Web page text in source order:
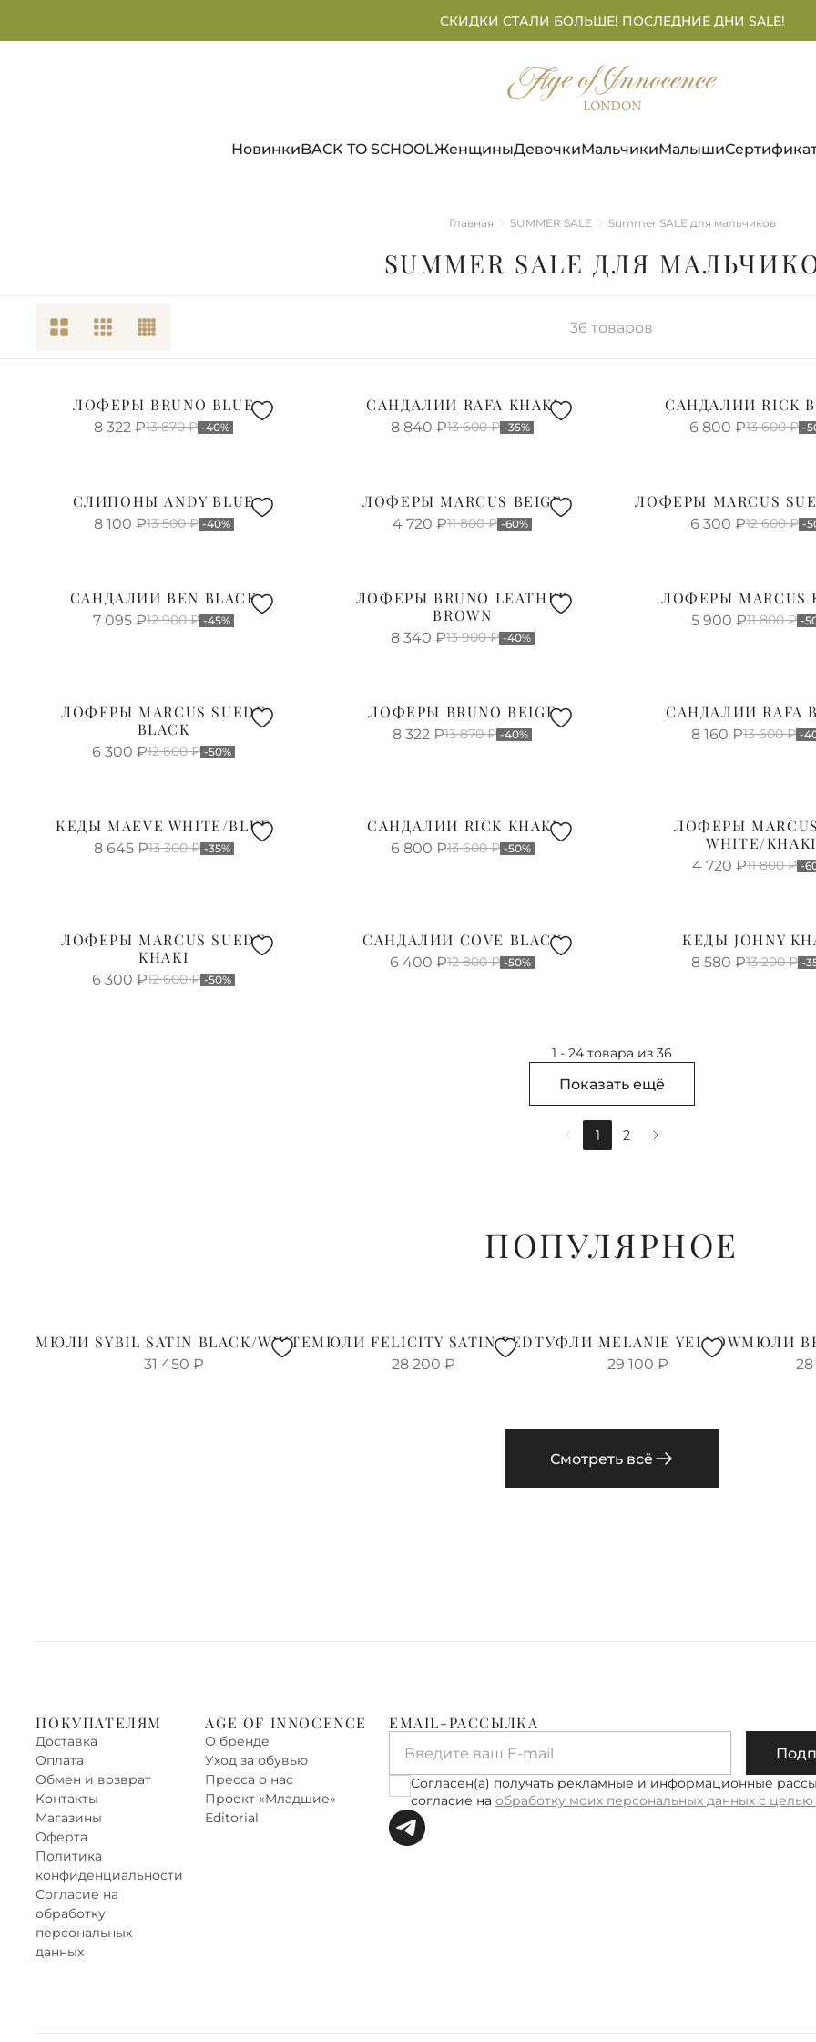
СКИДКИ СТАЛИ БОЛЬШЕ! ПОСЛЕДНИЕ ДНИ SALE!
НовинкиBACK TO SCHOOLЖенщиныДевочкиМальчикиМалыши
Главная SUMMER SALE Summer SALE для мальчиков
SUMMER SALE ДЛЯ
36 товаров
ЛОФЕРЫ BRUNO BLUE
8 322 ₽13 870 ₽ -40%
САНДАЛИИ RAFA KHAKI
8 840 ₽13 600 ₽ -35%
САНДАЛИИ RICK
6 800 ₽13 600 ₽ -
СЛИПОНЫ ANDY BLUE
8 100 ₽13 500 ₽ -40%
ЛОФЕРЫ MARCUS BEIGE
4 720 ₽11 800 ₽ -60%
ЛОФЕРЫ MARCUS
6 300 ₽12 600 ₽ -
САНДАЛИИ BEN BLACK
7 095 ₽12 900 ₽ -45%
ЛОФЕРЫ BRUNO LEATHER
BROWN
8 340 ₽13 900 ₽ -40%
ЛОФЕРЫ MARCUS
5 900 ₽11 800 ₽ -
ЛОФЕРЫ MARCUS SUEDE
BLACK
6 300 ₽12 600 ₽ -50%
ЛОФЕРЫ BRUNO BEIGE
8 322 ₽13 870 ₽ -40%
САНДАЛИИ RAFA
8 160 ₽13 600 ₽ -
КЕДЫ MAEVE WHITE/BLUE
8 645 ₽13 300 ₽ -35%
САНДАЛИИ RICK KHAKI
6 800 ₽13 600 ₽ -50%
ЛОФЕРЫ
WHITE/KHAKI
4 720 ₽11 800 ₽ -
ЛОФЕРЫ MARCUS SUEDE
KHAKI
6 300 ₽12 600 ₽ -50%
САНДАЛИИ COVE BLACK
6 400 ₽12 800 ₽ -50%
КЕДЫ JOHNY
8 580 ₽13 200 ₽ -
1 - 24 товара из 36
Показать ещё
1 2
ПОПУЛЯРНОЕ
МЮЛИ SYBIL SATIN BLACK/WHITE
31 450 ₽
МЮЛИ FELICITY SATIN RED
28 200 ₽
ТУФЛИ MELANIE YELLOW
29 100 ₽
МЮЛИ
Смотреть всё
ПОКУПАТЕЛЯМ
Доставка
Оплата
Обмен и возврат
Контакты
Магазины
Оферта
Политика
конфиденциальности
Согласие на
обработку
персональных
данных
AGE OF INNOCENCE
О бренде
Уход за обувью
Пресса о нас
Проект «‎Младшие»
Editorial
EMAIL-РАССЫЛКА
Введите ваш E-mail
Согласен(а) получать рекламные и информационные
согласие на обработку моих персональных данных с